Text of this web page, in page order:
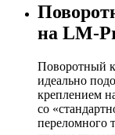
на LM-
Поворотный
идеально
креплением
со
переломного